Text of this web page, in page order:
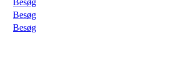
Besøg
Besøg